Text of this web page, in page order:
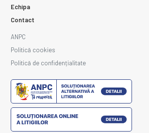
Echipa
Contact
ANPC
Politică cookies
Politică de confidențialitate